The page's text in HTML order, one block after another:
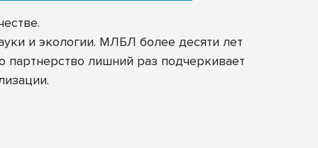
и экологии. МЛБЛ более десяти лет
партнерство лишний раз подчеркивает